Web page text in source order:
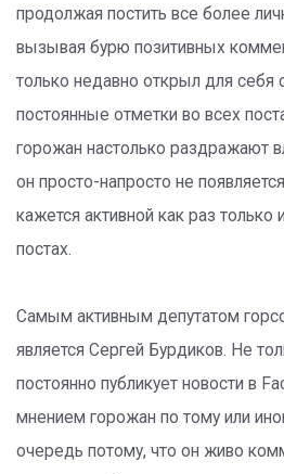
продолжая постить все более
вызывая бурю позитивных
только недавно открыл для себя
постоянные отметки во всех
горожан настолько раздражают
он просто-напросто не
кажется активной как раз только
постах.
Самым активным депутатом
является Сергей Бурдиков. Не
постоянно публикует новости в
мнением горожан по тому или
очередь потому, что он живо